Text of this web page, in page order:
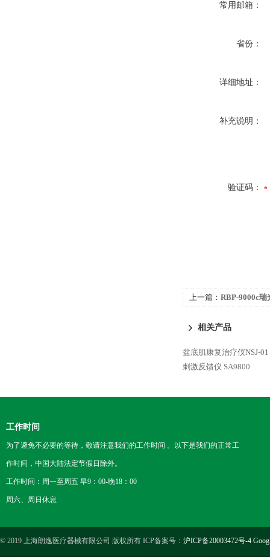
常用邮箱：
省份：
详细地址：
补充说明：
验证码：
上一篇： RBP-9000c
相关产品
盆底肌康复治疗仪NSJ-01
刺激反馈仪 SA9800
工作时间
为了避免不必要的等待，敬请注意我们的工作时间 。以下是我们的正常工
作时间，中国大陆法定节假日除外。
工作时间：周一至周五 早9：00-晚18：00
周六、周日休息
© 2019 上海朗逸医疗器械有限公司 版权所有 ICP备案号： 沪ICP备20003472号-4